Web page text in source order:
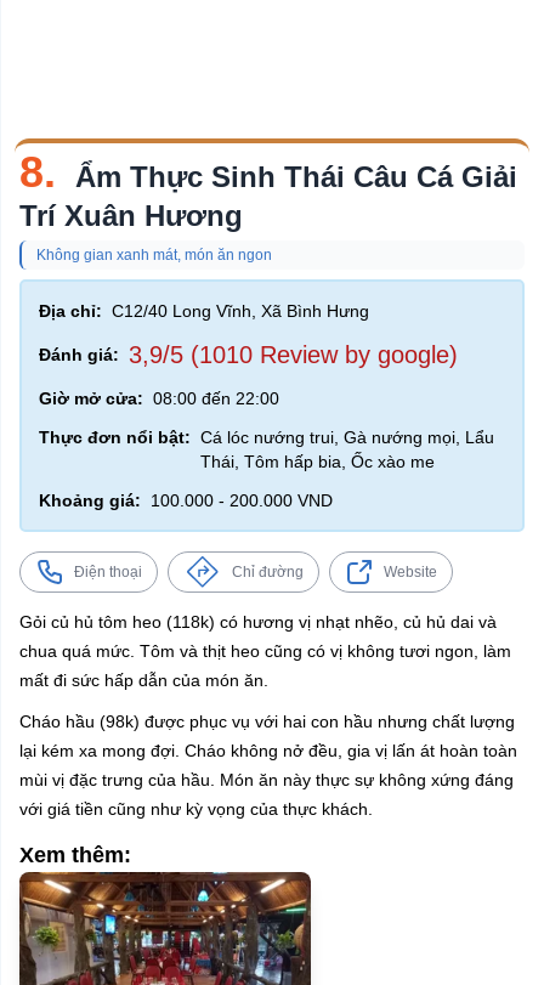
8.
Ẩm Thực Sinh Thái Câu Cá Giải
Trí Xuân Hương
Không gian xanh mát, món ăn ngon
Địa chỉ: C12/40 Long Vĩnh, Xã Bình Hưng
Đánh giá: 3,9/5 (1010 Review by google)
Giờ mở cửa: 08:00 đến 22:00
Thực đơn nổi bật: Cá lóc nướng trui, Gà nướng mọi, Lẩu
Thái, Tôm hấp bia, Ốc xào me
Khoảng giá:
100.000 - 200.000 VND
Điện thoại Chỉ đường Website
Gỏi củ hủ tôm heo (118k) có hương vị nhạt nhẽo, củ hủ dai và
chua quá mức. Tôm và thịt heo cũng có vị không tươi ngon, làm
mất đi sức hấp dẫn của món ăn.
Cháo hầu (98k) được phục vụ với hai con hầu nhưng chất lượng
lại kém xa mong đợi. Cháo không nở đều, gia vị lấn át hoàn toàn
mùi vị đặc trưng của hầu. Món ăn này thực sự không xứng đáng
với giá tiền cũng như kỳ vọng của thực khách.
Xem thêm: